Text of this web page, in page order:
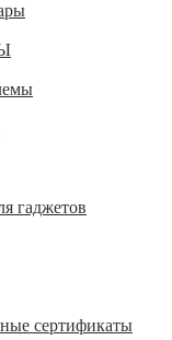
гаджетов
сертификаты